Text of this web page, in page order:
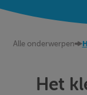
Alle onderwerpen
Het